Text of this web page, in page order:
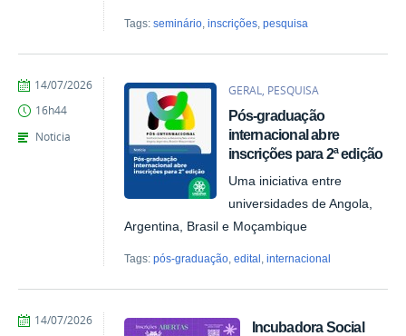
Tags:seminário,inscrições,pesquisa
GERAL, PESQUISA
Pós-graduação
internacional abre
inscrições para 2ª edição
Uma iniciativa entre
universidades de Angola,
Argentina, Brasil e Moçambique
Tags:pós-graduação ,edital ,internacional
por
Kais
de
publicado
14/07/2026
16h44
Noticia
Incubadora Social
por
publicado
14/07/2026